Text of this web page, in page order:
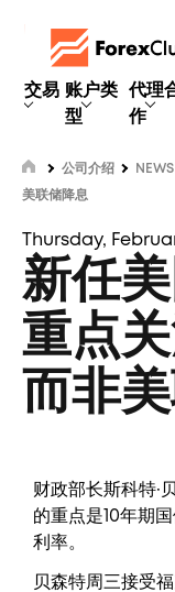
交易 账户类
型
代理
作
公司介绍 NEWS
美联储降息
Thursday,
新任
重点
而非
财政部长斯科特·
的重点是10年期
利率。
贝森特周三接受